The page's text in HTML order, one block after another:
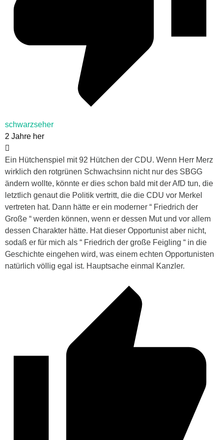
schwarzseher
2 Jahre her
Ein Hütchenspiel mit 92 Hütchen der CDU. Wenn Herr Merz
wirklich den rotgrünen Schwachsinn nicht nur des SBGG
ändern wollte, könnte er dies schon bald mit der AfD tun, die
letztlich genaut die Politik vertritt, die die CDU vor Merkel
vertreten hat. Dann hätte er ein moderner “ Friedrich der
Große “ werden können, wenn er dessen Mut und vor allem
dessen Charakter hätte. Hat dieser Opportunist aber nicht,
sodaß er für mich als “ Friedrich der große Feigling “ in die
Geschichte eingehen wird, was einem echten Opportunisten
natürlich völlig egal ist. Hauptsache einmal Kanzler.